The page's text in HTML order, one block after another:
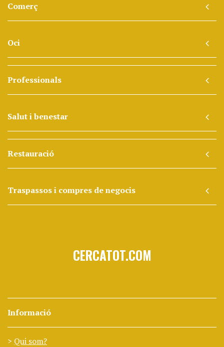
Comerç
Oci
Professionals
Salut i benestar
Restauració
Traspassos i compres de negocis
CERCATOT.COM
Informació
Qui som?